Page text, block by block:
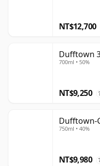
NT$12,700
Dufftown
700ml • 50%
NT$9,250
Dufftown-
750ml • 40%
NT$9,980